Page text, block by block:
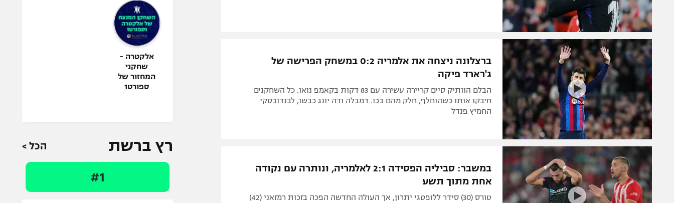
ברצלונה ניצחה את אלמריה 0:2 במשחק הפרישה של
ג'רארד פיקה
הבלם הוותיק סיים קריירה עשירה עם 83 דקות בקאמפ נואו. כל השחקנים
חיבקו אותו כשהוחלף, חלק מהם בכו. דמבלה ודה יונג כבשו, לבנדובסקי
החמיץ פנדל
במשבר: סביליה הפסידה 2:1 לאלמריה, ונותרה עם נקודה
אחת מתוך תשע
טורס (30) סידר ללופטגי יתרון, אך העולה החדשה הפכה בזכות רמזאני (42)
אלקטרה -
שחקני
המחזור של
ספורט1
רץ ברשת הכל >
#1